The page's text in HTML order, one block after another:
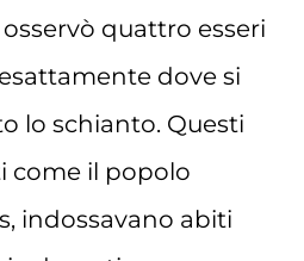
osservò quattro esseri
dove si
lo schianto. Questi
come il popolo
indossavano abiti